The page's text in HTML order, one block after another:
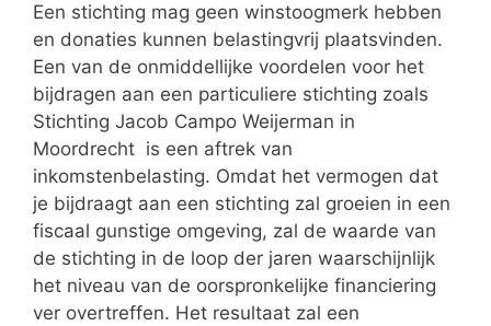
Een stichting mag geen winstoogmerk hebben
en donaties kunnen belastingvrij plaatsvinden.
Een van de onmiddellijke voordelen voor het
bijdragen aan een particuliere stichting zoals
Stichting Jacob Campo Weijerman in
Moordrecht is een aftrek van
inkomstenbelasting. Omdat het vermogen dat
je bijdraagt aan een stichting zal groeien in een
fiscaal gunstige omgeving, zal de waarde van
de stichting in de loop der jaren waarschijnlijk
het niveau van de oorspronkelijke financiering
ver overtreffen. Het resultaat zal een